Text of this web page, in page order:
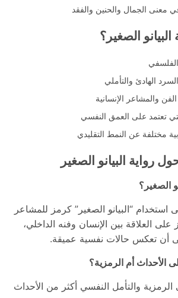
معنى الجمال والحنين والفقد
الصغير؟
الهادئ والتأملي
والمشاعر الإنسانية
تعتمد على العمق النفسي
مختلفة عن النمط التقليدي
رواية البيانو الصغير
الصغير؟
استخدام “البيانو الصغير” كرمز للمشاعر
على العلاقة بين الإنسان وفنه الداخلي،
أن تعكس حالات نفسية عميقة.
الأحداث أم الرمزية؟
والتأمل النفسي أكثر من الأحداث